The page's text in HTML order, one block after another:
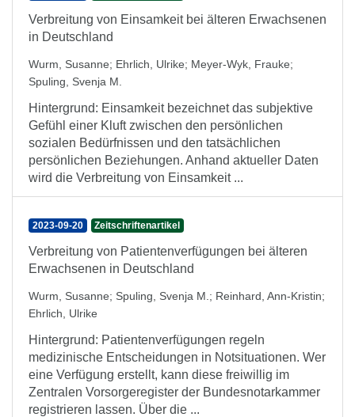
Verbreitung von Einsamkeit bei älteren Erwachsenen
in Deutschland
Wurm, Susanne; Ehrlich, Ulrike; Meyer-Wyk, Frauke;
Spuling, Svenja M.
Hintergrund: Einsamkeit bezeichnet das subjektive
Gefühl einer Kluft zwischen den persönlichen
sozialen Bedürfnissen und den tatsächlichen
persönlichen Beziehungen. Anhand aktueller Daten
wird die Verbreitung von Einsamkeit ...
2023-09-20 Zeitschriftenartikel
Verbreitung von Patientenverfügungen bei älteren
Erwachsenen in Deutschland
Wurm, Susanne; Spuling, Svenja M. ; Reinhard, Ann-Kristin;
Ehrlich, Ulrike
Hintergrund: Patientenverfügungen regeln
medizinische Entscheidungen in Notsituationen. Wer
eine Verfügung erstellt, kann diese freiwillig im
Zentralen Vorsorgeregister der Bundesnotarkammer
registrieren lassen. Über die ...